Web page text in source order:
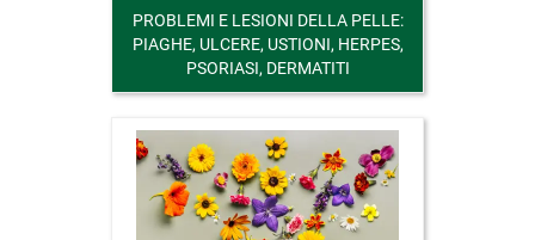
PROBLEMI E LESIONI DELLA PELLE:
PIAGHE, ULCERE, USTIONI, HERPES,
PSORIASI, DERMATITI